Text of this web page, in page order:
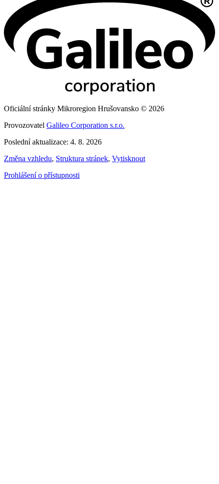
Oficiální stránky Mikroregion Hrušovansko © 2026
Provozovatel Galileo Corporation s.r.o.
Poslední aktualizace: 4. 8. 2026
Změna vzhledu, Struktura stránek, Vytisknout
Prohlášení o přístupnosti